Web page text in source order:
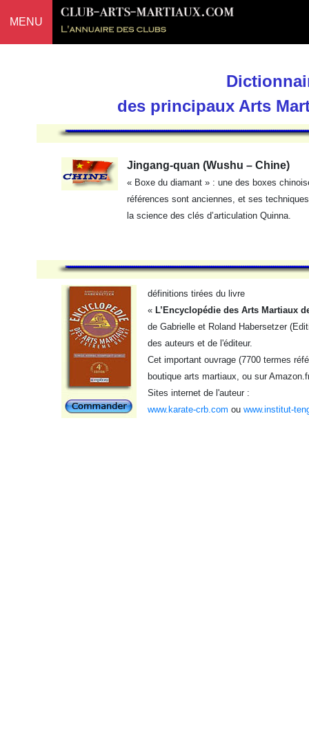
MENU
des principaux Arts
Jingang-quan (Wushu – Chine)
« Boxe du diamant » : une des boxes
références sont anciennes, et ses
la science des clés d’articulation Quinna.
définitions tirées du livre
« L’Encyclopédie des Arts Martiaux
de Gabrielle et Roland Habersetzer
des auteurs et de l'éditeur.
Cet important ouvrage (7700 termes
boutique arts martiaux, ou sur
Sites internet de l'auteur :
www.karate-crb.com ou www.institut-